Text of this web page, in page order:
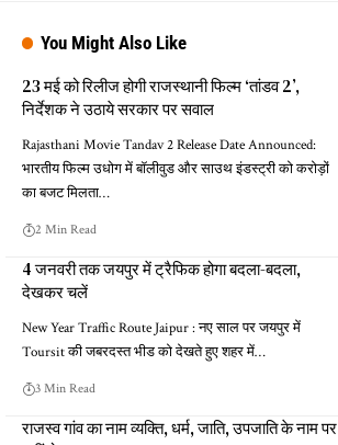
You Might Also Like
23 मई को रिलीज होगी राजस्थानी फिल्म ‘तांडव 2’,
निर्देशक ने उठाये सरकार पर सवाल
Rajasthani Movie Tandav 2 Release Date Announced:
भारतीय फिल्म उधोग में बॉलीवुड और साउथ इंडस्ट्री को करोड़ों
का बजट मिलता…
2 Min Read
4 जनवरी तक जयपुर में ट्रैफिक होगा बदला-बदला,
देखकर चलें
New Year Traffic Route Jaipur : नए साल पर जयपुर में
Toursit की जबरदस्त भीड को देखते हुए शहर में…
3 Min Read
राजस्व गांव का नाम व्यक्ति, धर्म, जाति, उपजाति के नाम पर